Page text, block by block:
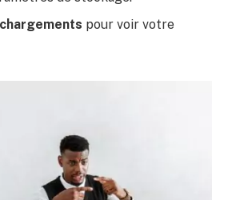
pour voir votre